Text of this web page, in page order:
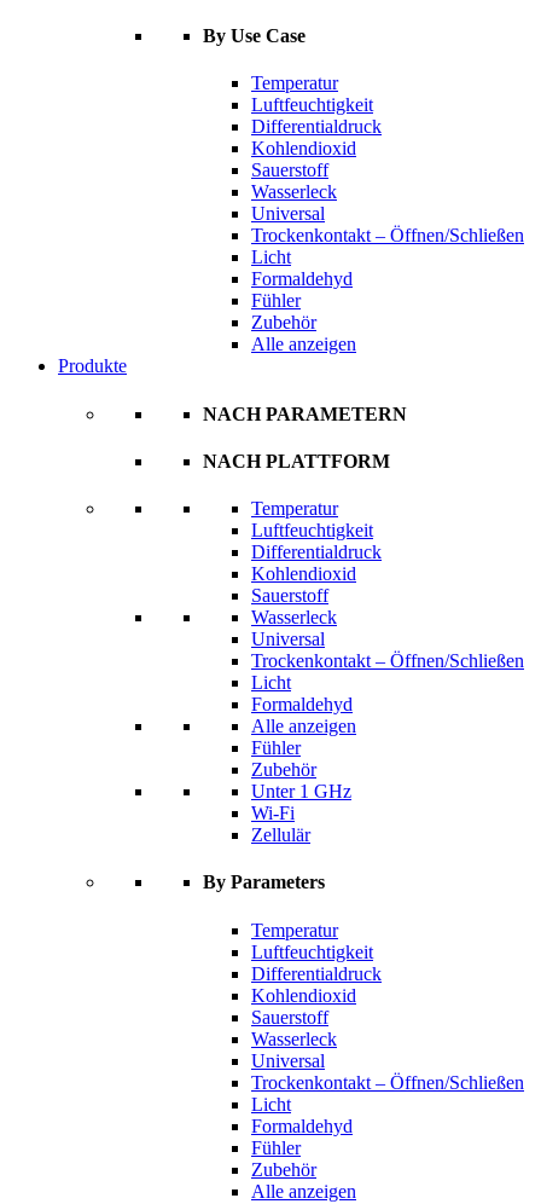
By Use Case
Temperatur
Luftfeuchtigkeit
Differentialdruck
Kohlendioxid
Sauerstoff
Wasserleck
Universal
Trockenkontakt – Öffnen/Schließen
Licht
Formaldehyd
Fühler
Zubehör
Alle anzeigen
Produkte
NACH PARAMETERN
NACH PLATTFORM
Temperatur
Luftfeuchtigkeit
Differentialdruck
Kohlendioxid
Sauerstoff
Wasserleck
Universal
Trockenkontakt – Öffnen/Schließen
Licht
Formaldehyd
Alle anzeigen
Fühler
Zubehör
Unter 1 GHz
Wi-Fi
Zellulär
By Parameters
Temperatur
Luftfeuchtigkeit
Differentialdruck
Kohlendioxid
Sauerstoff
Wasserleck
Universal
Trockenkontakt – Öffnen/Schließen
Licht
Formaldehyd
Fühler
Zubehör
Alle anzeigen